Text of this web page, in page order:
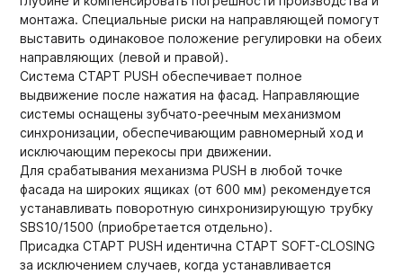
монтажа. Специальные риски на направляющей помогут
выставить одинаковое положение регулировки на обеих
направляющих (левой и правой).
Система СТАРТ PUSH обеспечивает полное
выдвижение после нажатия на фасад. Направляющие
системы оснащены зубчато-реечным механизмом
синхронизации, обеспечивающим равномерный ход и
исключающим перекосы при движении.
Для срабатывания механизма PUSH в любой точке
фасада на широких ящиках (от 600 мм) рекомендуется
устанавливать поворотную синхронизирующую трубку
SBS10/1500 (приобретается отдельно).
Присадка СТАРТ PUSH идентична СТАРТ SOFT-CLOSING
за исключением случаев, когда устанавливается